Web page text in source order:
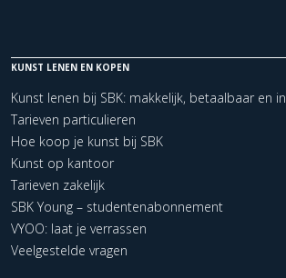
KUNST LENEN EN KOPEN
Kunst lenen bij SBK: makkelijk, betaalbaar en
Tarieven particulieren
Hoe koop je kunst bij SBK
Kunst op kantoor
Tarieven zakelijk
SBK Young – studentenabonnement
VYOO: laat je verrassen
Veelgestelde vragen